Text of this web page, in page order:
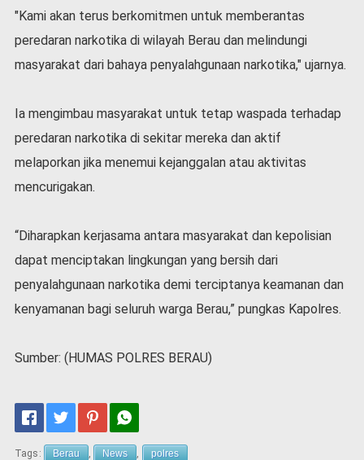
"Kami akan terus berkomitmen untuk memberantas
peredaran narkotika di wilayah Berau dan melindungi
masyarakat dari bahaya penyalahgunaan narkotika," ujarnya.
Ia mengimbau masyarakat untuk tetap waspada terhadap
peredaran narkotika di sekitar mereka dan aktif
melaporkan jika menemui kejanggalan atau aktivitas
mencurigakan.
“Diharapkan kerjasama antara masyarakat dan kepolisian
dapat menciptakan lingkungan yang bersih dari
penyalahgunaan narkotika demi terciptanya keamanan dan
kenyamanan bagi seluruh warga Berau,” pungkas Kapolres.
Sumber: (HUMAS POLRES BERAU)
Tags: Berau News polres